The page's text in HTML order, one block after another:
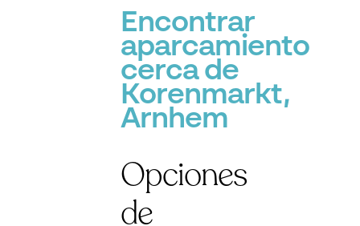
Encontrar
aparcamiento
cerca de
Korenmarkt,
Arnhem
Opciones
de